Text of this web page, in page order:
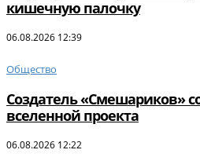
кишечную палочку
06.08.2026 12:39
Общество
Создатель «Смешариков»
вселенной проекта
06.08.2026 12:22